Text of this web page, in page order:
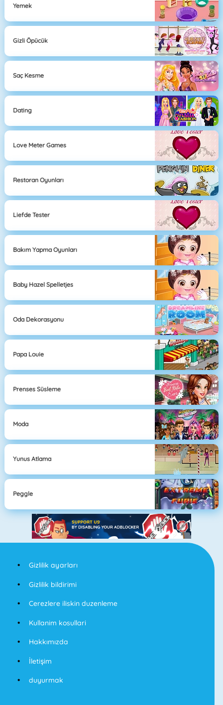
Yemek
Gizli Öpücük
Saç Kesme
Dating
Love Meter Games
Restoran Oyunları
Liefde Tester
Bakım Yapma Oyunları
Baby Hazel Spelletjes
Oda Dekorasyonu
Papa Louie
Prenses Süsleme
Moda
Yunus Atlama
Peggle
Gizlilik ayarları
Gizlilik bildirimi
Cerezlere iliskin duzenleme
Kullanim kosullari
Hakkımızda
İletişim
duyurmak